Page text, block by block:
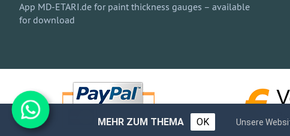
App MD-ETARI.de for paint thickness gauges – available
for download
MEHR ZUM THEMA OK Unsere